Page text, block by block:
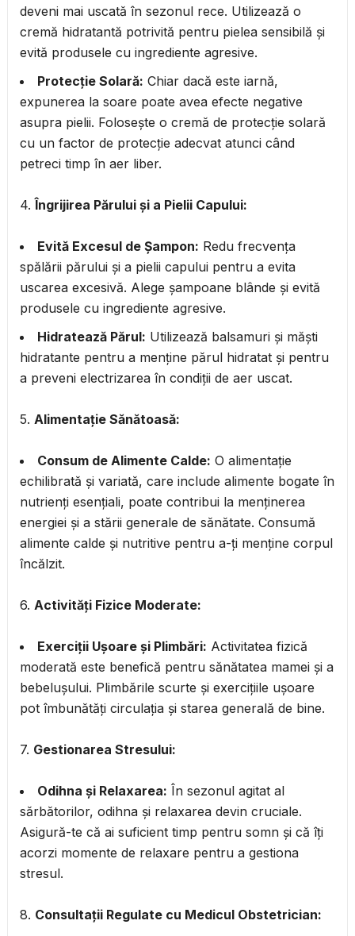
deveni mai uscată în sezonul rece. Utilizează o
cremă hidratantă potrivită pentru pielea sensibilă și
evită produsele cu ingrediente agresive.
Protecție Solară: Chiar dacă este iarnă,
expunerea la soare poate avea efecte negative
asupra pielii. Folosește o cremă de protecție solară
cu un factor de protecție adecvat atunci când
petreci timp în aer liber.
4. Îngrijirea Părului și a Pielii Capului:
Evită Excesul de Șampon: Redu frecvența
spălării părului și a pielii capului pentru a evita
uscarea excesivă. Alege șampoane blânde și evită
produsele cu ingrediente agresive.
Hidratează Părul: Utilizează balsamuri și măști
hidratante pentru a menține părul hidratat și pentru
a preveni electrizarea în condiții de aer uscat.
5. Alimentație Sănătoasă:
Consum de Alimente Calde: O alimentație
echilibrată și variată, care include alimente bogate în
nutrienți esențiali, poate contribui la menținerea
energiei și a stării generale de sănătate. Consumă
alimente calde și nutritive pentru a-ți menține corpul
încălzit.
6. Activități Fizice Moderate:
Exerciții Ușoare și Plimbări: Activitatea fizică
moderată este benefică pentru sănătatea mamei și a
bebelușului. Plimbările scurte și exercițiile ușoare
pot îmbunătăți circulația și starea generală de bine.
7. Gestionarea Stresului:
Odihna și Relaxarea: În sezonul agitat al
sărbătorilor, odihna și relaxarea devin cruciale.
Asigură-te că ai suficient timp pentru somn și că îți
acorzi momente de relaxare pentru a gestiona
stresul.
8. Consultații Regulate cu Medicul Obstetrician: